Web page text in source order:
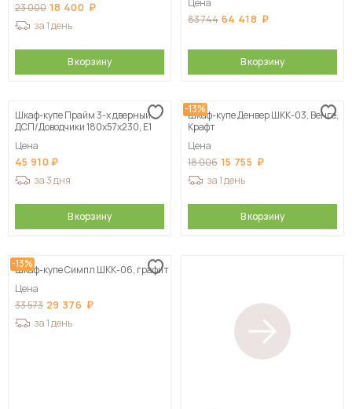
23 000 18 400
за 1 день
В корзину
Цена
83 744 64 418
В корзину
Шкаф-купе Прайм 3-х дверный
ДСП/Доводчики 180х57х230, Е1
Цена
45 910
за 3 дня
В корзину
-13%
Шкаф-купе Денвер ШКК-03, Венге,
Крафт
Цена
18 006 15 755
за 1 день
В корзину
-13%
Шкаф-купе Симпл ШКК-06, графит
Цена
33 573 29 376
за 1 день